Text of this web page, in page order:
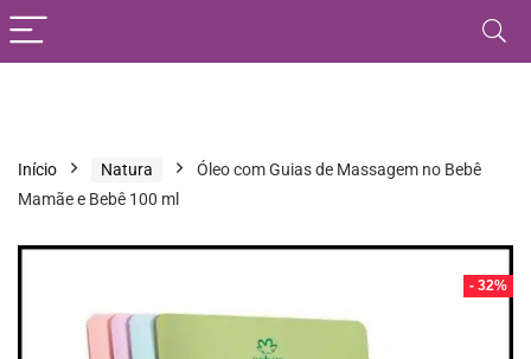
Início Natura
Óleo com Guias de Massagem no Bebê
Mamãe e Bebê 100 ml
- 32%